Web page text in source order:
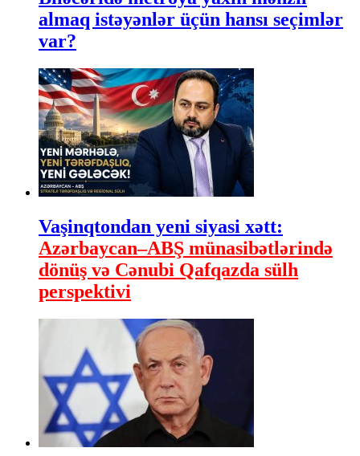
almaq istəyənlər üçün hansı seçimlər
var?
Vaşinqtondan yeni siyasi xətt:
Azərbaycan–ABŞ münasibətlərində
dönüş və Cənubi Qafqazda sülh
perspektivi